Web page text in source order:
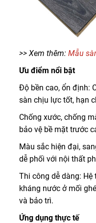
>> Xem thêm: Mẫu
Ưu điểm nổi bật
Độ bền cao, ổn định:
sàn chịu lực tốt, hạn
Chống xước, chống
bảo vệ bề mặt trước
Màu sắc hiện đại,
dễ phối với nội thất
Thi công dễ dàng:
kháng nước ở mối
và bảo trì.
Ứng dụng thực tế